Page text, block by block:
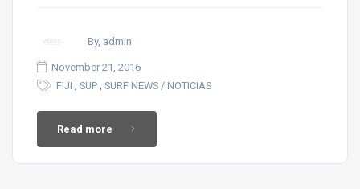
By, admin
November 21, 2016
FIJI , SUP , SURF NEWS / NOTICIAS
Read more